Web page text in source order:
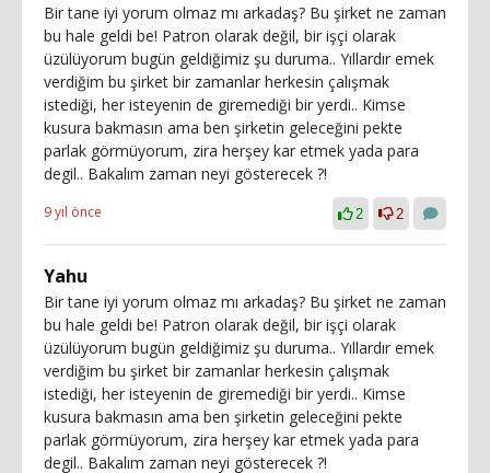
Bir tane iyi yorum olmaz mı arkadaş? Bu şirket ne zaman
bu hale geldi be! Patron olarak değil, bir işçi olarak
üzülüyorum bugün geldiğimiz şu duruma.. Yıllardır emek
verdiğim bu şirket bir zamanlar herkesin çalışmak
istediği, her isteyenin de giremediği bir yerdi.. Kimse
kusura bakmasın ama ben şirketin geleceğini pekte
parlak görmüyorum, zira herşey kar etmek yada para
degil.. Bakalım zaman neyi gösterecek ?!
9 yıl önce 2 2
Yahu
Bir tane iyi yorum olmaz mı arkadaş? Bu şirket ne zaman
bu hale geldi be! Patron olarak değil, bir işçi olarak
üzülüyorum bugün geldiğimiz şu duruma.. Yıllardır emek
verdiğim bu şirket bir zamanlar herkesin çalışmak
istediği, her isteyenin de giremediği bir yerdi.. Kimse
kusura bakmasın ama ben şirketin geleceğini pekte
parlak görmüyorum, zira herşey kar etmek yada para
degil.. Bakalım zaman neyi gösterecek ?!